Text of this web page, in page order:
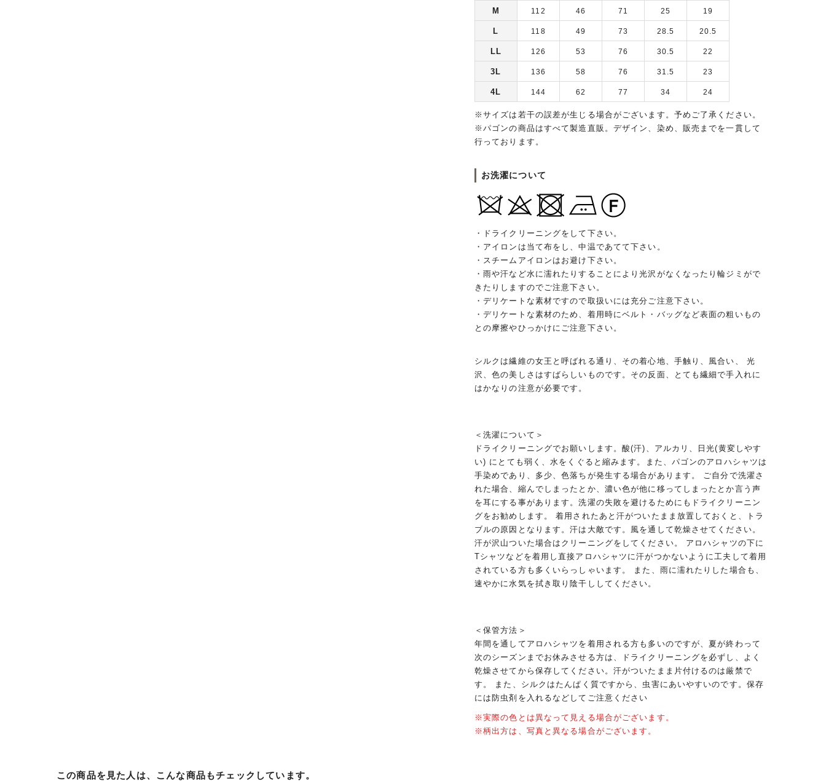
M 112 46 71 25 19
L 118 49 73 28.5 20.5
LL 126 53 76 30.5 22
3L 136 58 76 31.5 23
4L 144 62 77 34 24
※サイズは若干の誤差が生じる場合がございます。予めご了承ください。
※パゴンの商品はすべて製造直販。デザイン、染め、販売までを一貫して
行っております。
お洗濯について
・ドライクリーニングをして下さい。
・アイロンは当て布をし、中温であてて下さい。
・スチームアイロンはお避け下さい。
・雨や汗など水に濡れたりすることにより光沢がなくなったり輪ジミがで
きたりしますのでご注意下さい。
・デリケートな素材ですので取扱いには充分ご注意下さい。
・デリケートな素材のため、着用時にベルト・バッグなど表面の粗いもの
との摩擦やひっかけにご注意下さい。
シルクは繊維の女王と呼ばれる通り、その着心地、手触り、風合い、 光
沢、色の美しさはすばらしいものです。その反面、とても繊細で手入れに
はかなりの注意が必要です。
＜洗濯について＞
ドライクリーニングでお願いします。酸(汗)、アルカリ、日光(黄変しやす
い) にとても弱く、水をくぐると縮みます。また、パゴンのアロハシャツは
手染めであり、多少、色落ちが発生する場合があります。 ご自分で洗濯さ
れた場合、縮んでしまったとか、濃い色が他に移ってしまったとか言う声
を耳にする事があります。洗濯の失敗を避けるためにもドライクリーニン
グをお勧めします。 着用されたあと汗がついたまま放置しておくと、トラ
ブルの原因となります。汗は大敵です。風を通して乾燥させてください。
汗が沢山ついた場合はクリーニングをしてください。 アロハシャツの下に
Tシャツなどを着用し直接アロハシャツに汗がつかないように工夫して着用
されている方も多くいらっしゃいます。 また、雨に濡れたりした場合も、
速やかに水気を拭き取り陰干ししてください。
＜保管方法＞
年間を通してアロハシャツを着用される方も多いのですが、夏が終わって
次のシーズンまでお休みさせる方は、ドライクリーニングを必ずし、よく
乾燥させてから保存してください。汗がついたまま片付けるのは厳禁で
す。 また、シルクはたんぱく質ですから、虫害にあいやすいのです。保存
には防虫剤を入れるなどしてご注意ください
※実際の色とは異なって見える場合がございます。
※柄出方は、写真と異なる場合がございます。
この商品を見た人は、こんな商品もチェックしています。